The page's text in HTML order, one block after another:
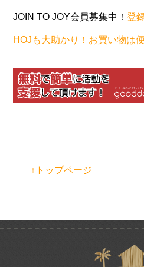
JOIN TO JOY会員募集中！登
HOJも大助かり！お買い物は
↑トップページ